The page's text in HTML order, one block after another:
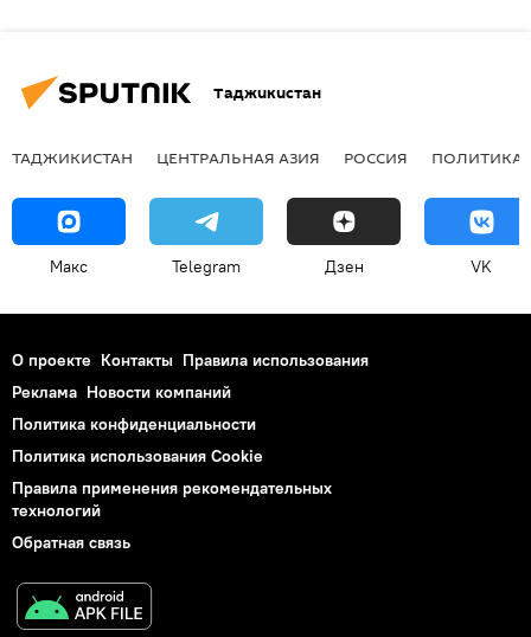
Таджикистан
ТАДЖИКИСТАН ЦЕНТРАЛЬНАЯ АЗИЯ РОССИЯ ПОЛИТИКА
Макс Telegram Дзен VK
О проекте Контакты Правила использования
Реклама Новости компаний
Политика конфиденциальности
Политика использования Cookie
Правила применения рекомендательных
технологий
Обратная связь